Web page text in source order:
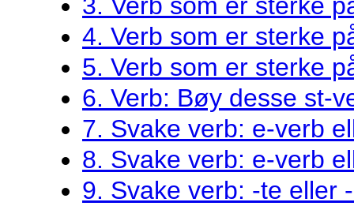
4. Verb som er sterke
5. Verb som er sterke
6. Verb: Bøy desse st-
7. Svake verb: e-verb
8. Svake verb: e-verb
9. Svake verb: -te eller